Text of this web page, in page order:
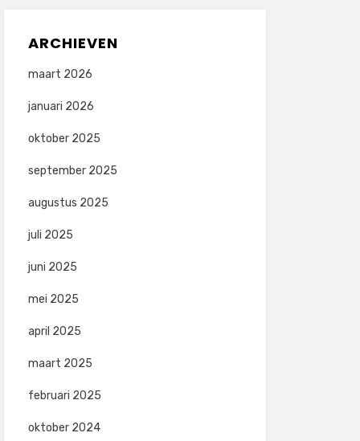
ARCHIEVEN
maart 2026
januari 2026
oktober 2025
september 2025
augustus 2025
juli 2025
juni 2025
mei 2025
april 2025
maart 2025
februari 2025
oktober 2024